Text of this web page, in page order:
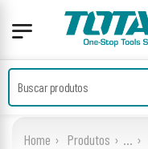
Home Produtos ...